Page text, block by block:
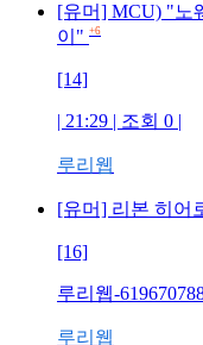
[유머] MCU) "노
이" +6
[14]
| 21:29 | 조회 0 |
루리웹
[유머] 리본 히어
[16]
루리웹-
루리웹